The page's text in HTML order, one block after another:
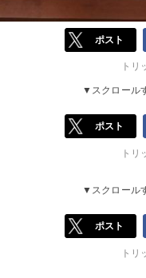
ポスト
トリ
▼スクロール
ポスト
トリ
▼スクロール
ポスト
トリ